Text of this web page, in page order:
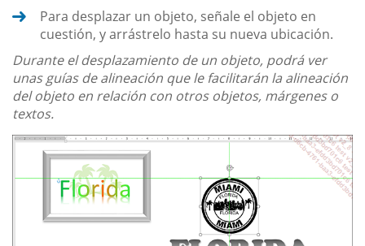
Para desplazar un objeto, señale el objeto en
cuestión, y arrástrelo hasta su nueva ubicación.
Durante el desplazamiento de un objeto, podrá ver
unas guías de alineación que le facilitarán la alineación
del objeto en relación con otros objetos, márgenes o
textos.